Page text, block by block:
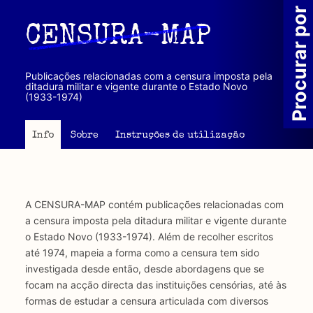
principal
CENSURA-MAP
Publicações relacionadas com a censura imposta pela
ditadura militar e vigente durante o Estado Novo
(1933-1974)
Info Sobre Instruções de utilização
A CENSURA-MAP contém publicações relacionadas com
a censura imposta pela ditadura militar e vigente durante
o Estado Novo (1933-1974). Além de recolher escritos
até 1974, mapeia a forma como a censura tem sido
investigada desde então, desde abordagens que se
focam na acção directa das instituições censórias, até às
formas de estudar a censura articulada com diversos
Procurar por